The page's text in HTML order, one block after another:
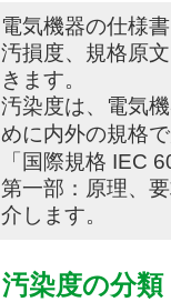
電気機器の仕様
汚損度、規格原
きます。
汚染度は、電気
めに内外の規格
「国際規格 IEC
第一部：原理、
介します。
汚染度の分類